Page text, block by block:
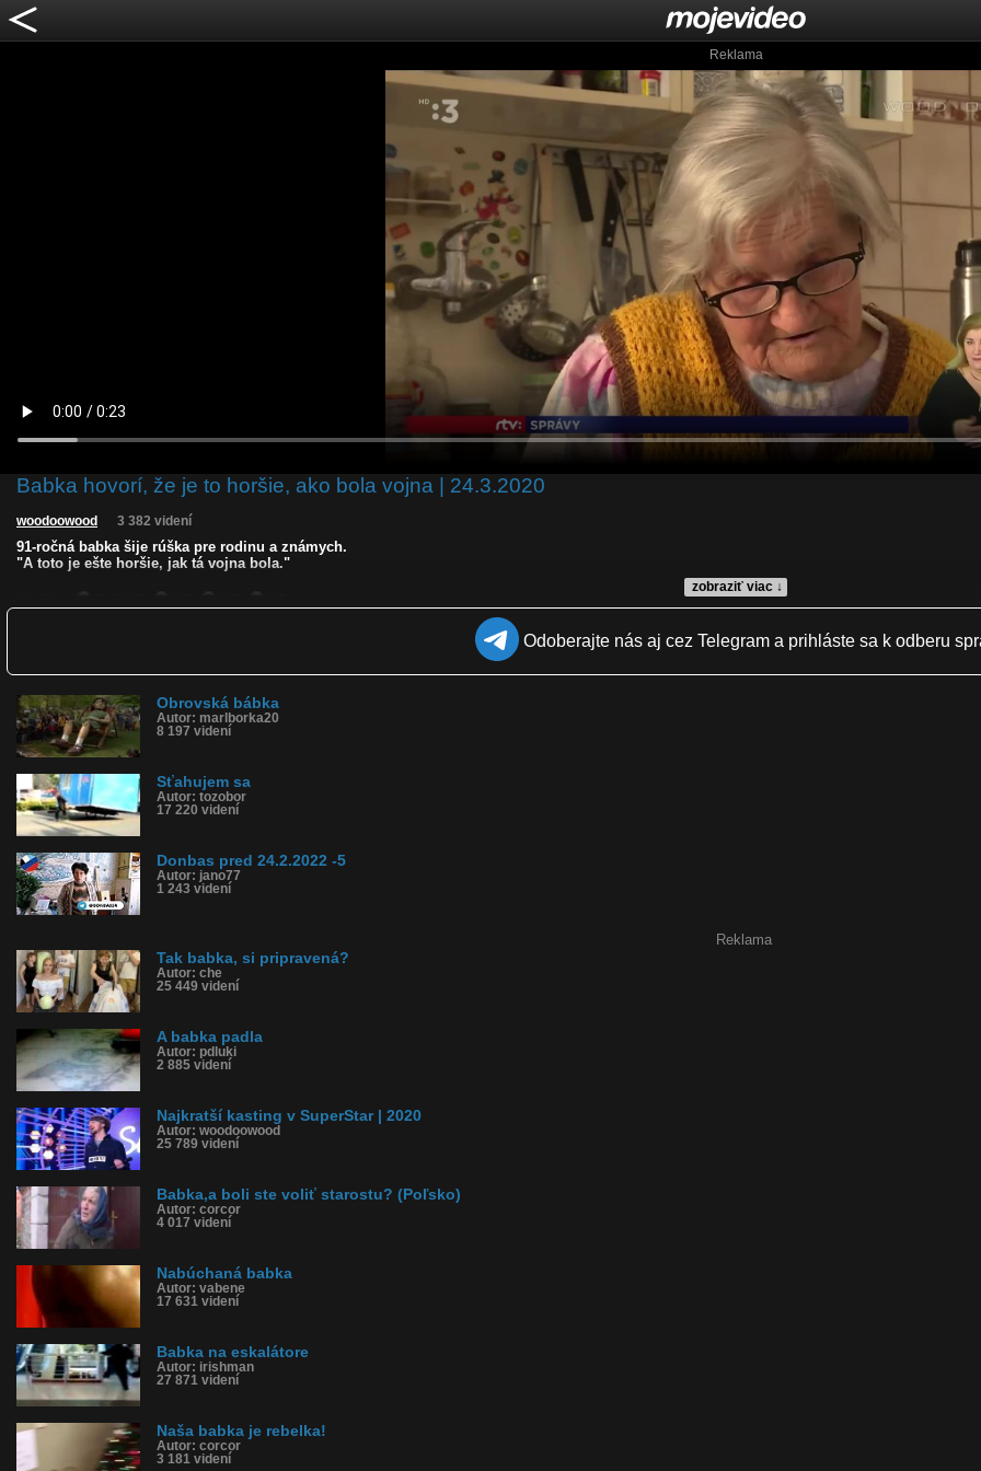
Reklama
Babka hovorí, že je to horšie, ako bola vojna | 24.3.2020
zobraziť viac ↓
woodoowood 3 382 videní
91-ročná babka šije rúška pre rodinu a známych.
"A toto je ešte horšie, jak tá vojna bola."
Komentárov: 14
Kategória: ľudia
Tagy: woodoowood, babka, šije, rúško, vojna, rodina, koronavírus, covid-19
História sledovanosti videa:
Odoberajte nás aj cez Telegram a prihláste sa k odberu
Obrovská bábka
Autor: marlborka20
8 197 videní
Sťahujem sa
Autor: tozobor
17 220 videní
Donbas pred 24.2.2022 -5
Autor: jano77
1 243 videní
Reklama
Tak babka, si pripravená?
Autor: che
25 449 videní
A babka padla
Autor: pdluki
2 885 videní
Najkratší kasting v SuperStar | 2020
Autor: woodoowood
25 789 videní
Babka,a boli ste voliť starostu? (Poľsko)
Autor: corcor
4 017 videní
Nabúchaná babka
Autor: vabene
17 631 videní
Babka na eskalátore
Autor: irishman
27 871 videní
Naša babka je rebelka!
Autor: corcor
3 181 videní